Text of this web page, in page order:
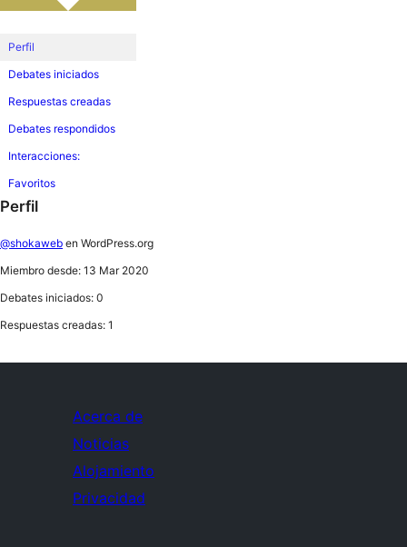
Perfil
Debates iniciados
Respuestas creadas
Debates respondidos
Interacciones:
Favoritos
Perfil
@shokaweb en WordPress.org
Miembro desde: 13 Mar 2020
Debates iniciados: 0
Respuestas creadas: 1
Acerca de
Noticias
Alojamiento
Privacidad